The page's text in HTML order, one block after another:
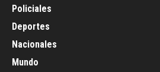
Policiales
Deportes
Nacionales
Mundo